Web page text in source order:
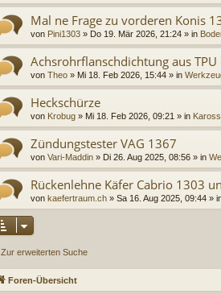
Mal ne Frage zu vorderen Konis
von Pini1303 » Do 19. Mär 2026, 21:24 » in
Achsrohrflanschdichtung aus
von Theo » Mi 18. Feb 2026, 15:44 » in
Heckschürze
von Krobug » Mi 18. Feb 2026, 09:21 » in
Zündungstester VAG 1367
von Vari-Maddin » Di 26. Aug 2025, 08:56 » in
Rückenlehne Käfer Cabrio 1303
von kaefertraum.ch » Sa 16. Aug 2025, 09:44 »
Zur erweiterten Suche
Foren-Übersicht